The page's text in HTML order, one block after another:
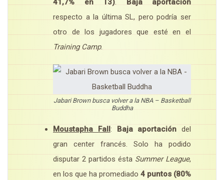
41,7% en T3).
Baja aportación
respecto a la última SL, pero podría ser
otro de los jugadores que esté en el
Training Camp.
Jabari Brown busca volver a la NBA – Basketball
Buddha
Moustapha Fall : Baja aportación del
gran center francés. Solo ha podido
disputar 2 partidos ésta Summer League,
en los que ha promediado 4 puntos (80%